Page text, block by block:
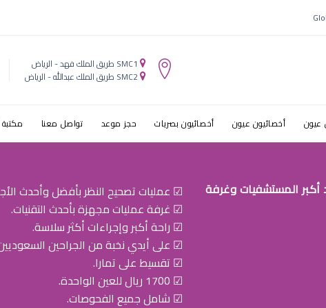
من العين
SMC1 طريق الملك فهد - الرياض
SMC2 طريق الملك عبدالله - الرياض
عيون أخصائيون عيون أخصائيون بصريات حجز موعد تواصل معنا
أكبر المستشفيات وغرفة
☑ عمليات تصحيح النظر بأفضل وأحدث
☑ غرفة عمليات مجهزة بأحدث التقنيات.
☑ راحة أكبر وإجراءات أكثر سلاسة.
☑ على أيدي نخبة من الجراحين
☑ تقسيط على تمارا.
☑ 1700 ريال للعين الواحدة.
☑ شامل جميع الفحوصات.